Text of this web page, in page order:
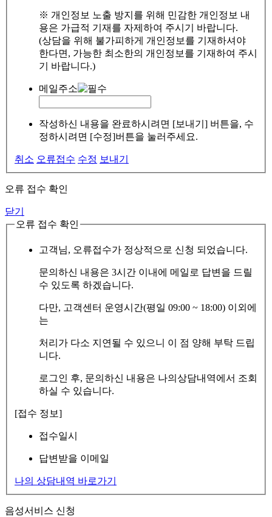
※ 개인정보 노출 방지를 위해 민감한 개인정보 내
용은 가급적 기재를 자제하여 주시기 바랍니다.
(상담을 위해 불가피하게 개인정보를 기재하셔야
한다면, 가능한 최소한의 개인정보를 기재하여 주시
기 바랍니다.)
메일주소
작성하신 내용을 완료하시려면 [보내기] 버튼을, 수
정하시려면 [수정]버튼을 눌러주세요.
취소 오류접수 수정 보내기
오류 접수 확인
닫기
오류 접수 확인
고객님, 오류접수가 정상적으로 신청 되었습니다.
문의하신 내용은 3시간 이내에 메일로 답변을 드릴
수 있도록 하겠습니다.
다만, 고객센터 운영시간(평일 09:00 ~ 18:00) 이외에
는
처리가 다소 지연될 수 있으니 이 점 양해 부탁 드립
니다.
로그인 후, 문의하신 내용은 나의상담내역에서 조회
하실 수 있습니다.
[접수 정보]
접수일시
답변받을 이메일
나의 상담내역 바로가기
음성서비스 신청